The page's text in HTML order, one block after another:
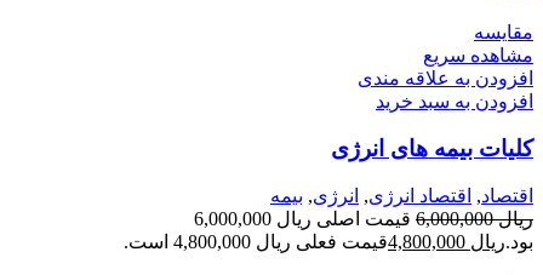
مقایسه
مشاهده سریع
افزودن به علاقه مندی
افزودن به سبد خرید
کلیات بیمه های انرژی
اقتصاد, اقتصاد انرژی, انرژی, بیمه
ریال6,000,000
قیمت اصلی ریال 6,000,000
بود.ریال قیمت فعلی ریال 4,800,000 است.